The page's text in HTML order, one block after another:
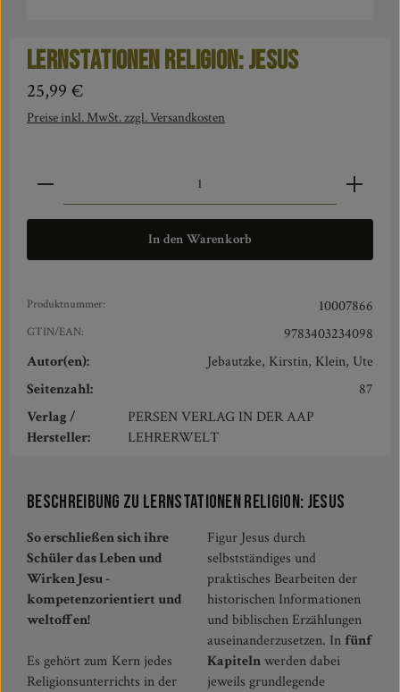
Lernstationen Religion: Jesus
Regulärer Preis:
25,99 €
Preise inkl. MwSt. zzgl. Versandkosten
Produkt Anzahl: Gib den gewünschten Wert ein oder
In den Warenkorb
Produktnummer: 10007866
GTIN/EAN:
9783403234098
Autor(en):
Jebautzke, Kirstin, Klein, Ute
Seitenzahl:
87
Verlag /
Hersteller:
PERSEN VERLAG IN DER AAP
LEHRERWELT
Beschreibung zu Lernstationen Religion: Jesus
So erschließen sich ihre
Schüler das Leben und
Wirken Jesu -
kompetenzorientiert und
weltoffen!
Es gehört zum Kern jedes
Religionsunterrichts in der
Figur Jesus durch
selbstständiges und
praktisches Bearbeiten der
historischen Informationen
und biblischen Erzählungen
auseinanderzusetzen. In fünf
Kapitelnwerden dabei
jeweils grundlegende